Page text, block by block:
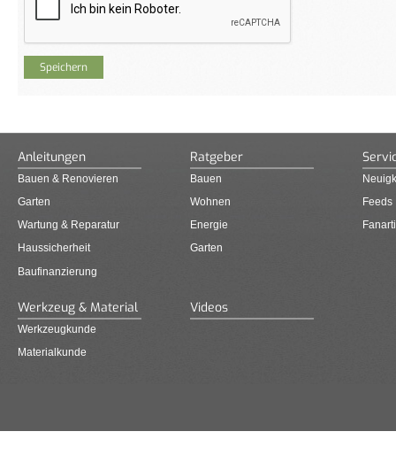
Anleitungen
Bauen & Renovieren
Garten
Wartung & Reparatur
Haussicherheit
Baufinanzierung
Ratgeber
Bauen
Wohnen
Energie
Garten
Feeds
Werkzeug & Material
Werkzeugkunde
Materialkunde
Videos